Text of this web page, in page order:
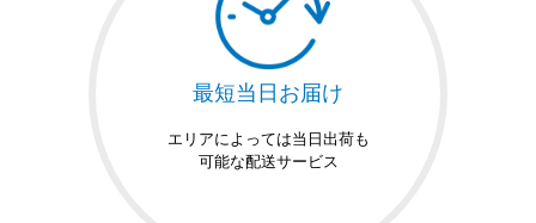
最短当日お届け
エリアによっては当日出荷も
可能な配送サービス